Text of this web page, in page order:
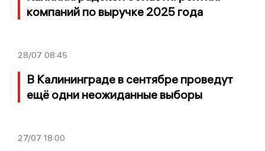
компаний по выручке 2025 года
28/07 08:45
В Калининграде в сентябре проведут
ещё одни неожиданные выборы
27/07 18:00